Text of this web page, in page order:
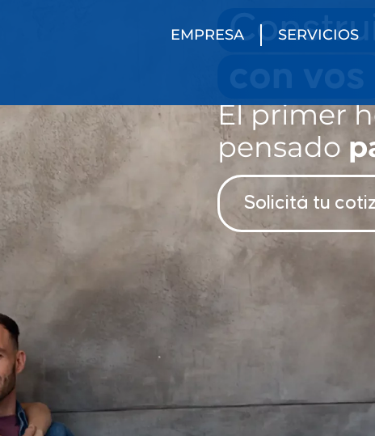
EMPRESA SERVICIOS
El primer
pensado
Solicitá tu